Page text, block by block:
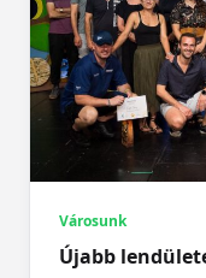
Városunk
Újabb